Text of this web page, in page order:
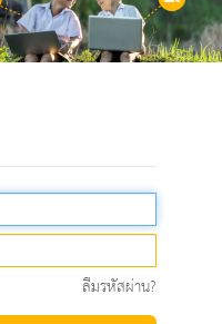
ลืมรหัสผ่าน?